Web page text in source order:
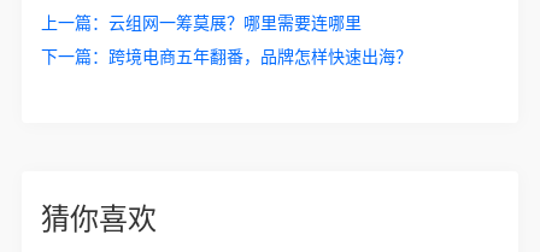
上一篇：云组网一筹莫展？哪里需要连哪里
下一篇： 跨境电商五年翻番，品牌怎样快速出海？
猜你喜欢